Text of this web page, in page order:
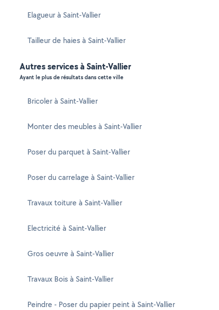
Elagueur à Saint-Vallier
Tailleur de haies à Saint-Vallier
Autres services à Saint-Vallier
Ayant le plus de résultats dans cette ville
Bricoler à Saint-Vallier
Monter des meubles à Saint-Vallier
Poser du parquet à Saint-Vallier
Poser du carrelage à Saint-Vallier
Travaux toiture à Saint-Vallier
Electricité à Saint-Vallier
Gros oeuvre à Saint-Vallier
Travaux Bois à Saint-Vallier
Peindre - Poser du papier peint à Saint-Vallier